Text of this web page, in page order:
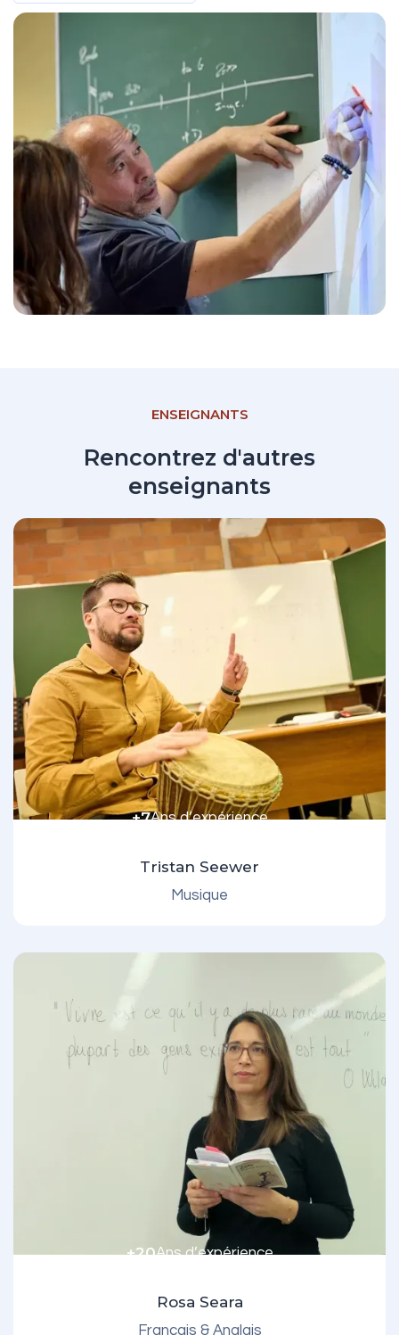
ENSEIGNANTS
Rencontrez d'autres
enseignants
+7Ans d’expérience
Tristan Seewer
Musique
+20Ans d’expérience
Rosa Seara
Français & Anglais